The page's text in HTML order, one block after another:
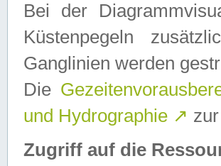
Bei der
Küstenpegeln
Ganglinien werden
Die
und Hydrographie ↗
Zugriff auf die